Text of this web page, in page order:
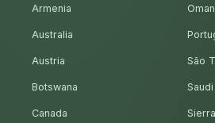
Armenia
Australia
Austria
Botswana
Canada
Oman
São